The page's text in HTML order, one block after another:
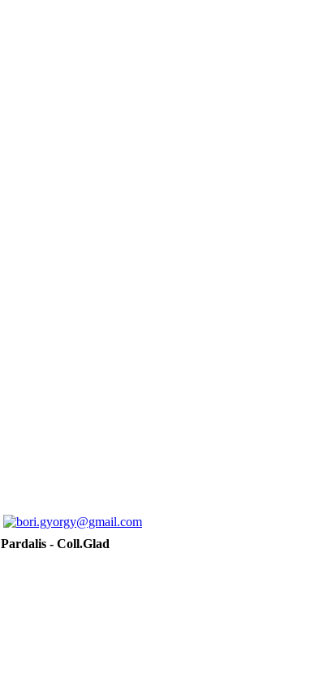
Pardalis - Coll.Glad